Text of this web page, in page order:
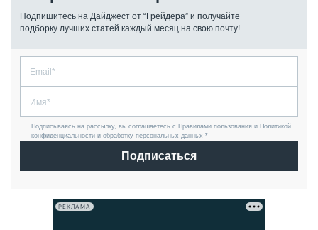
Подпишитесь на Дайджест от “Грейдера” и получайте
подборку лучших статей каждый месяц на свою почту!
Подписываясь на рассылку, вы соглашаетесь с Правилами пользования и Политикой
конфиденциальности и обработку персональных данных *
Подписаться
РЕКЛАМА